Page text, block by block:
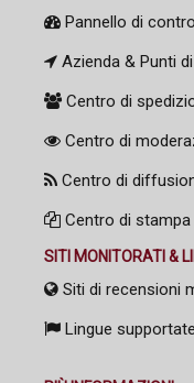
Pannello di
Azienda & Punti
Centro di
Centro di
Centro di
Centro di stampa
SITI MONITORATI &
Siti di recensioni
Lingue supportate